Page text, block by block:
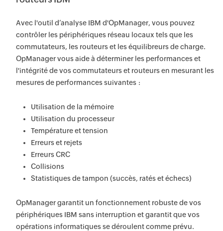
Avec l'outil d’analyse IBM d'OpManager, vous pouvez
contrôler les périphériques réseau locaux tels que les
commutateurs, les routeurs et les équilibreurs de charge.
OpManager vous aide à déterminer les performances et
l'intégrité de vos commutateurs et routeurs en mesurant les
mesures de performances suivantes :
Utilisation de la mémoire
Utilisation du processeur
Température et tension
Erreurs et rejets
Erreurs CRC
Collisions
Statistiques de tampon (succès, ratés et échecs)
OpManager garantit un fonctionnement robuste de vos
périphériques IBM sans interruption et garantit que vos
opérations informatiques se déroulent comme prévu.